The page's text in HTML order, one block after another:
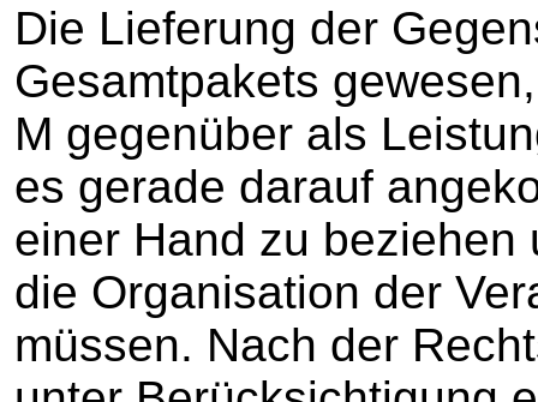
Die Lieferung der
Gesamtpakets
M gegenüber als
es gerade darauf
einer Hand zu
die Organisation der
müssen. Nach der